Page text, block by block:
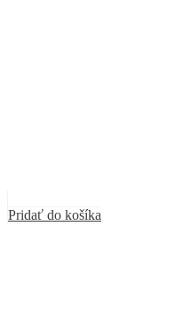
Pridať do košíka